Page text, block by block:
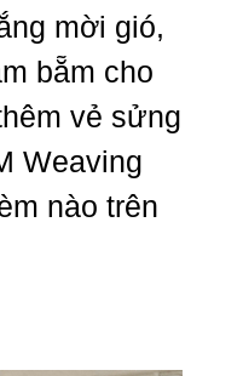
mời gió,
bẵm cho
vẻ sửng
Weaving
nào trên